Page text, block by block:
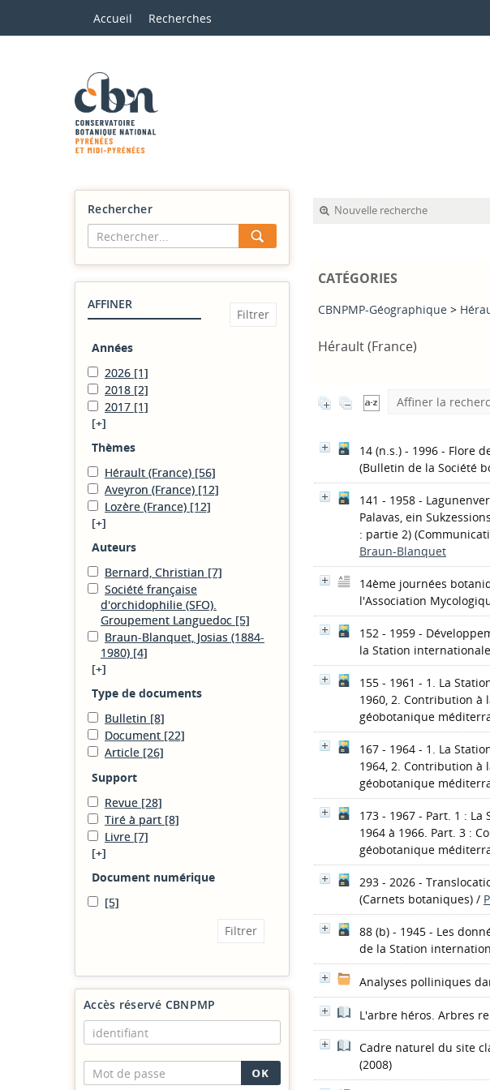
Accueil Recherches
Rechercher
AFFINER
Années
2026 [1]
2018 [2]
2017 [1]
[+]
Thèmes
Hérault (France) [56]
Aveyron (France) [12]
Lozère (France) [12]
[+]
Auteurs
Bernard, Christian [7]
Société française
d'orchidophilie (SFO).
Groupement Languedoc [5]
Braun-Blanquet, Josias (1884-
1980) [4]
[+]
Type de documents
Bulletin [8]
Document [22]
Article [26]
Support
Revue [28]
Tiré à part [8]
Livre [7]
[+]
Document numérique
[5]
Accès réservé CBNPMP
Nouvelle recherche
CATÉGORIES
CBNPMP-Géographique >
Hérault (France)
Affiner la
14 (n.s.) - 1996 - Flore
(Bulletin de la Société
141 - 1958 -
Palavas, ein
: partie 2)
Braun-Blanquet
14ème journées
l'Association
152 - 1959 -
la Station
155 - 1961 - 1. La
1960, 2. Contribution à
géobotanique
167 - 1964 - 1. La
1964, 2. Contribution
géobotanique
173 - 1967 - Part. 1 :
1964 à 1966. Part. 3 :
géobotanique
293 - 2026 -
(Carnets botaniques) /
88 (b) - 1945 - Les
de la Station
Analyses polliniques
L'arbre héros. Arbres
Cadre naturel du site
(2008)